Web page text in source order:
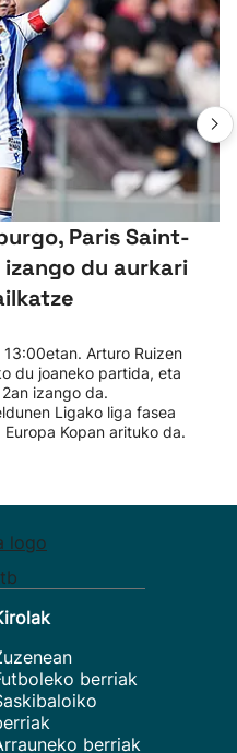
Paris Saint-
du aurkari
Arturo Ruizen
du joaneko partida, eta
izango da.
Ligako liga fasea
Kopan arituko da.
berriak
berriak